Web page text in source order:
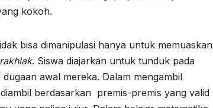
kokoh.
bisa dimanipulasi hanya untuk memuaskan
. Siswa diajarkan untuk tunduk pada
awal mereka. Dalam mengambil
berdasarkan premis-premis yang valid